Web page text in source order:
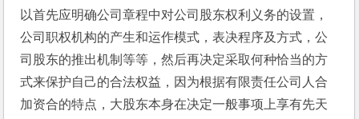
以首先应明确公司章程中对公司股东权利义务的设置，
公司职权机构的产生和运作模式，表决程序及方式，公
司股东的推出机制等等，然后再决定采取何种恰当的方
式来保护自己的合法权益，因为根据有限责任公司人合
加资合的特点，大股东本身在决定一般事项上享有先天